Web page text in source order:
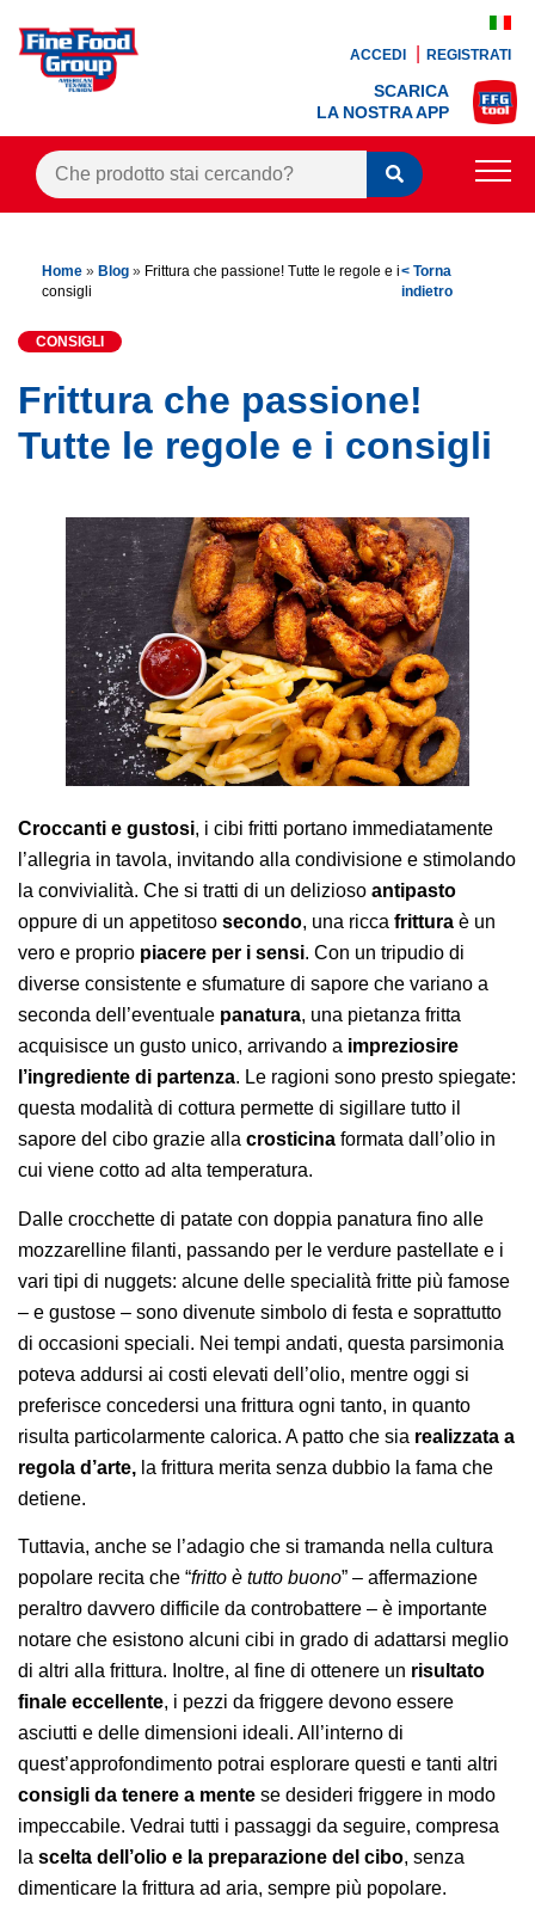
ACCEDI REGISTRATI
SCARICA
LA NOSTRA APP
BLOG
RICETTE
BONUS FEDELTÀ
OFFERTE
AREA AGENTI
Home » Blog » Frittura che passione! Tutte le regole e i
consigli
< Torna
indietro
CONSIGLI
Frittura che passione!
Tutte le regole e i consigli
Croccanti e gustosi, i cibi fritti portano immediatamente
l’allegria in tavola, invitando alla condivisione e stimolando
la convivialità. Che si tratti di un delizioso antipasto
oppure di un appetitoso secondo, una ricca frittura è un
vero e proprio piacere per i sensi. Con un tripudio di
diverse consistente e sfumature di sapore che variano a
seconda dell’eventuale panatura, una pietanza fritta
acquisisce un gusto unico, arrivando a impreziosire
l’ingrediente di partenza. Le ragioni sono presto spiegate:
questa modalità di cottura permette di sigillare tutto il
sapore del cibo grazie alla crosticina formata dall’olio in
cui viene cotto ad alta temperatura.
Dalle crocchette di patate con doppia panatura fino alle
mozzarelline filanti, passando per le verdure pastellate e i
vari tipi di nuggets: alcune delle specialità fritte più famose
– e gustose – sono divenute simbolo di festa e soprattutto
di occasioni speciali. Nei tempi andati, questa parsimonia
poteva addursi ai costi elevati dell’olio, mentre oggi si
preferisce concedersi una frittura ogni tanto, in quanto
risulta particolarmente calorica. A patto che sia realizzata a
regola d’arte, la frittura merita senza dubbio la fama che
detiene.
Tuttavia, anche se l’adagio che si tramanda nella cultura
popolare recita che “fritto è tutto buono” – affermazione
peraltro davvero difficile da controbattere – è importante
notare che esistono alcuni cibi in grado di adattarsi meglio
di altri alla frittura. Inoltre, al fine di ottenere un risultato
finale eccellente, i pezzi da friggere devono essere
asciutti e delle dimensioni ideali. All’interno di
quest’approfondimento potrai esplorare questi e tanti altri
consigli da tenere a mente se desideri friggere in modo
impeccabile. Vedrai tutti i passaggi da seguire, compresa
la scelta dell’olio e la preparazione del cibo, senza
dimenticare la frittura ad aria, sempre più popolare.